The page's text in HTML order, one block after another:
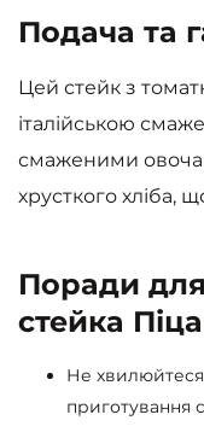
Подача та
Цей стейк з
італійською
смаженими
хрусткого хліба,
Поради
стейка
Не
приготування